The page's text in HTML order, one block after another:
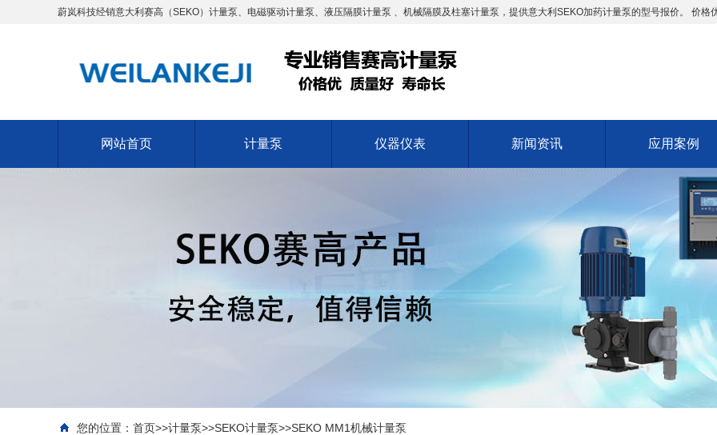
蔚岚科技经销意大利赛高（SEKO）计量泵、电磁驱动计量泵、液压隔膜计量泵 、机械隔膜及柱塞计量泵，提供意大利SEKO加药计量泵的型号报价。 价格
网站首页 计量泵 仪器仪表 新闻资讯 应用案例
您的位置： 首页>>计量泵>>SEKO计量泵>>SEKO MM1机械计量泵